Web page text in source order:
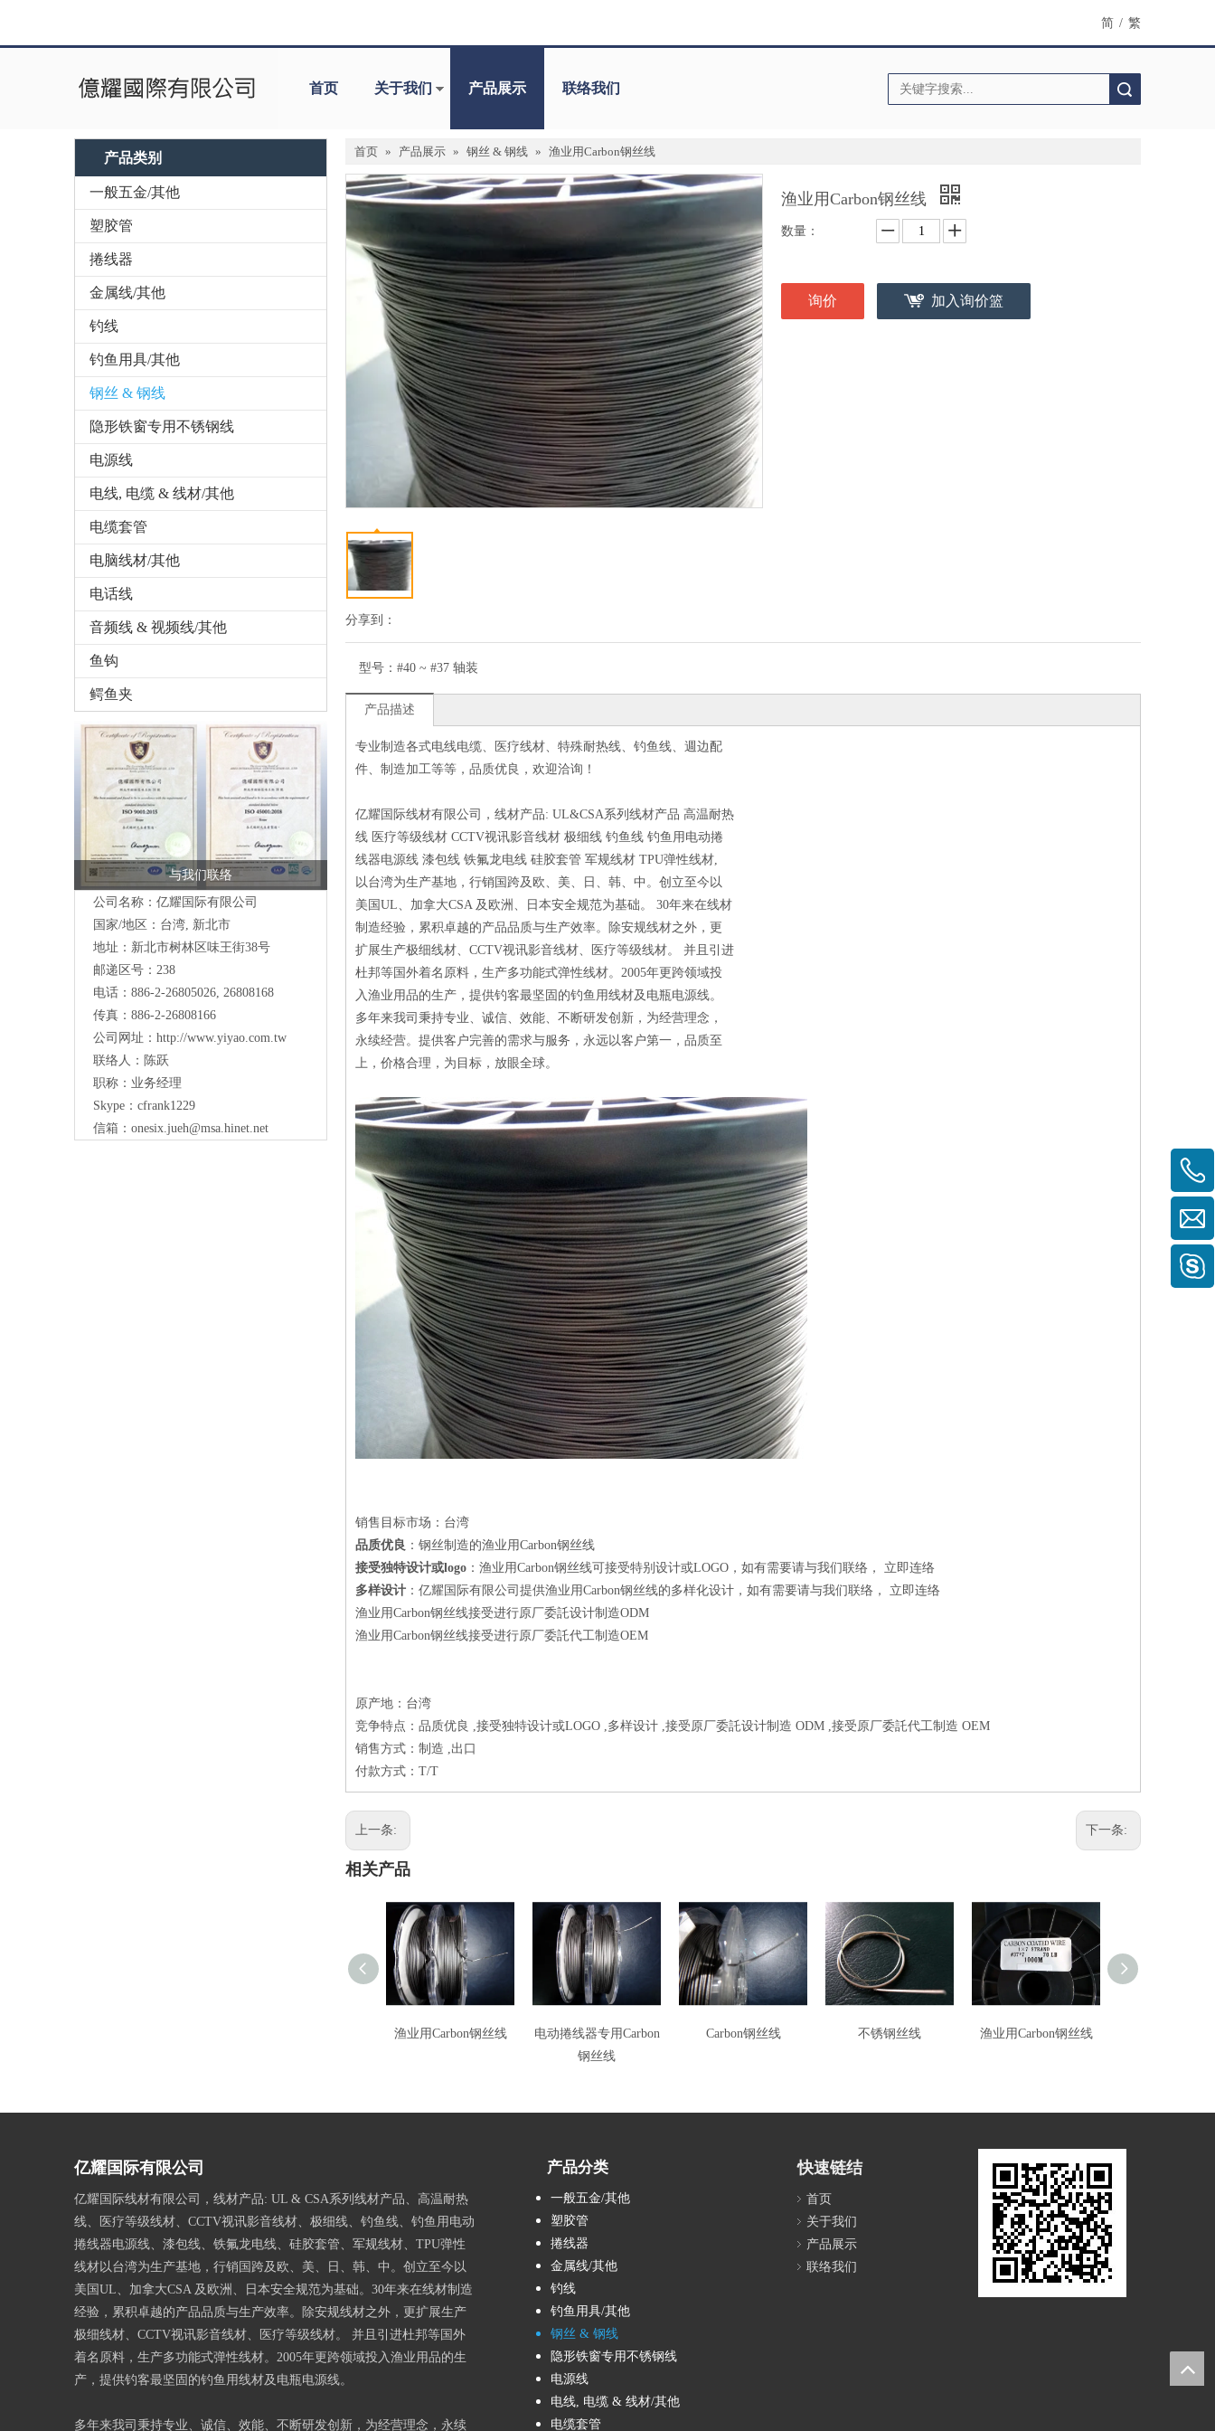
简 / 繁
首页 关于我们 产品展示 联络我们
产品类别
一般五金/其他
塑胶管
捲线器
金属线/其他
钓线
钓鱼用具/其他
钢丝 & 钢线
隐形铁窗专用不锈钢线
电源线
电线, 电缆 & 线材/其他
电缆套管
电脑线材/其他
电话线
音频线 & 视频线/其他
鱼钩
鳄鱼夹
与我们联络
公司名称：亿耀国际有限公司
国家/地区：台湾, 新北市
地址：新北市树林区味王街38号
邮递区号：238
电话：886-2-26805026, 26808168
传真：886-2-26808166
公司网址： http://www.yiyao.com.tw
联络人：陈跃
职称：业务经理
Skype：cfrank1229
信箱： onesix.jueh@msa.hinet.net
首页 » 产品展示 » 钢丝 & 钢线 » 渔业用Carbon钢丝线
分享到：
渔业用Carbon钢丝线
数量：
询价 加入询价篮
型号： #40 ~ #37 轴装
产品描述
专业制造各式电线电缆、医疗线材、特殊耐热线、钓鱼线、週边配
件、制造加工等等，品质优良，欢迎洽询！
亿耀国际线材有限公司，线材产品: UL&CSA系列线材产品 高温耐热
线 医疗等级线材 CCTV视讯影音线材 极细线 钓鱼线 钓鱼用电动捲
线器电源线 漆包线 铁氟龙电线 硅胶套管 军规线材 TPU弹性线材,
以台湾为生产基地，行销国跨及欧、美、日、韩、中。创立至今以
美国UL、加拿大CSA 及欧洲、日本安全规范为基础。 30年来在线材
制造经验，累积卓越的产品品质与生产效率。除安规线材之外，更
扩展生产极细线材、CCTV视讯影音线材、医疗等级线材。 并且引进
杜邦等国外着名原料，生产多功能式弹性线材。2005年更跨领域投
入渔业用品的生产，提供钓客最坚固的钓鱼用线材及电瓶电源线。
多年来我司秉持专业、诚信、效能、不断研发创新，为经营理念，
永续经营。提供客户完善的需求与服务，永远以客户第一，品质至
上，价格合理，为目标，放眼全球。
销售目标市场：台湾
品质优良 ：钢丝制造的渔业用Carbon钢丝线
接受独特设计或logo ：渔业用Carbon钢丝线可接受特别设计或LOGO，如有需要请与我们联络， 立即连络
多样设计 ：亿耀国际有限公司提供渔业用Carbon钢丝线的多样化设计，如有需要请与我们联络， 立即连络
渔业用Carbon钢丝线接受进行原厂委託设计制造ODM
渔业用Carbon钢丝线接受进行原厂委託代工制造OEM
原产地：台湾
竞争特点：品质优良 ,接受独特设计或LOGO ,多样设计 ,接受原厂委託设计制造 ODM ,接受原厂委託代工制造 OEM
销售方式：制造 ,出口
付款方式：T/T
上一条: 下一条:
相关产品
渔业用Carbon钢丝线
电动捲线器专用Carbon
钢丝线
Carbon钢丝线 不锈钢丝线 渔业用Carbon钢丝线
亿耀国际有限公司
亿耀国际线材有限公司，线材产品: UL & CSA系列线材产品、高温耐热
线、医疗等级线材、CCTV视讯影音线材、极细线、钓鱼线、钓鱼用电动
捲线器电源线、漆包线、铁氟龙电线、硅胶套管、军规线材、TPU弹性
线材以台湾为生产基地，行销国跨及欧、美、日、韩、中。创立至今以
美国UL、加拿大CSA 及欧洲、日本安全规范为基础。30年来在线材制造
经验，累积卓越的产品品质与生产效率。除安规线材之外，更扩展生产
极细线材、CCTV视讯影音线材、医疗等级线材。 并且引进杜邦等国外
着名原料，生产多功能式弹性线材。2005年更跨领域投入渔业用品的生
产，提供钓客最坚固的钓鱼用线材及电瓶电源线。
多年来我司秉持专业、诚信、效能、不断研发创新，为经营理念，永续
产品分类
一般五金/其他
塑胶管
捲线器
金属线/其他
钓线
钓鱼用具/其他
钢丝 & 钢线
隐形铁窗专用不锈钢线
电源线
电线, 电缆 & 线材/其他
电缆套管
快速链结
首页
关于我们
产品展示
联络我们